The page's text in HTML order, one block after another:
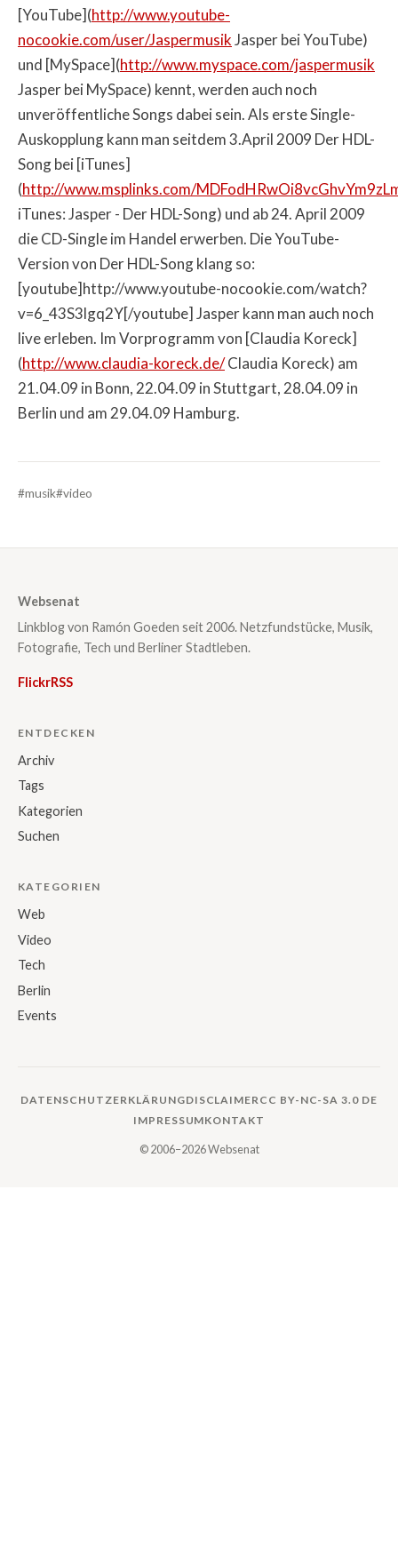
[YouTube](http://www.youtube-
nocookie.com/user/JaspermusikJasper bei YouTube)
und [MySpace](http://www.myspace.com/jaspermusik
Jasper bei MySpace) kennt, werden auch noch
unveröffentliche Songs dabei sein. Als erste Single-
Auskopplung kann man seitdem 3.April 2009 Der HDL-
Song bei [iTunes]
(http://www.msplinks.com/
iTunes: Jasper - Der HDL-Song) und ab 24. April 2009
die CD-Single im Handel erwerben. Die YouTube-
Version von Der HDL-Song klang so:
[youtube]http://www.youtube-nocookie.com/watch?
v=6_43S3lgq2Y[/youtube] Jasper kann man auch noch
live erleben. Im Vorprogramm von [Claudia Koreck]
(http://www.claudia-koreck.de/Claudia Koreck) am
21.04.09 in Bonn, 22.04.09 in Stuttgart, 28.04.09 in
Berlin und am 29.04.09 Hamburg.
#musik#video
Websenat
Linkblog von Ramón Goeden seit 2006. Netzfundstücke, Musik,
Fotografie, Tech und Berliner Stadtleben.
FlickrRSS
ENTDECKEN
Archiv
Tags
Kategorien
Suchen
KATEGORIEN
Web
Video
Tech
Berlin
Events
DATENSCHUTZERKLÄRUNGDISCLAIMER CC BY-NC-SA 3.0 DE
IMPRESSUMKONTAKT
© 2006–2026 Websenat